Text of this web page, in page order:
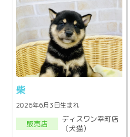
柴
2026年6月3日生まれ
販売店
ディスワン幸町店
（犬猫）